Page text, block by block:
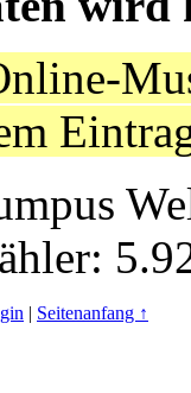
| Seitenanfang ↑